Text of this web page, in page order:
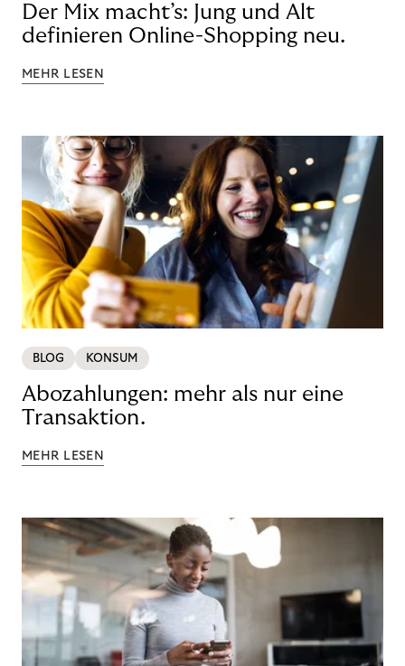
Der Mix macht’s: Jung und Alt
definieren Online-Shopping neu.
MEHR LESEN
BLOG KONSUM
Abozahlungen: mehr als nur eine
Transaktion.
MEHR LESEN